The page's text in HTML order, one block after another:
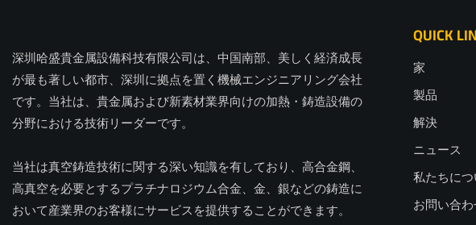
深圳哈盛貴金属設備科技有限公司は、中国南部、美しく経済成長
が最も著しい都市、深圳に拠点を置く機械エンジニアリング会社
です。当社は、貴金属および新素材業界向けの加熱・鋳造設備の
分野における技術リーダーです。
当社は真空鋳造技術に関する深い知識を有しており、高合金鋼、
高真空を必要とするプラチナロジウム合金、金、銀などの鋳造に
おいて産業界のお客様にサービスを提供することができます。
QUICK
家
製品
解決
ニュース
私たちにつ
お問い合わ